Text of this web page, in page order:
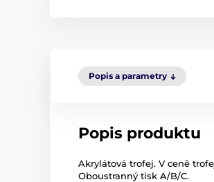
Popis a parametry
Popis produktu
Akrylátová trofej. V ceně
Oboustranný tisk A/B/C.